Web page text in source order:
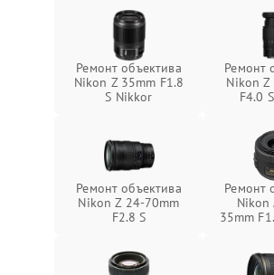
Ремонт объектива
Nikon Z 35mm F1.8
S Nikkor
Ремонт
Nikon Z
F4.0
Ремонт объектива
Nikon Z 24-70mm
F2.8 S
Ремонт
Nikon
35mm